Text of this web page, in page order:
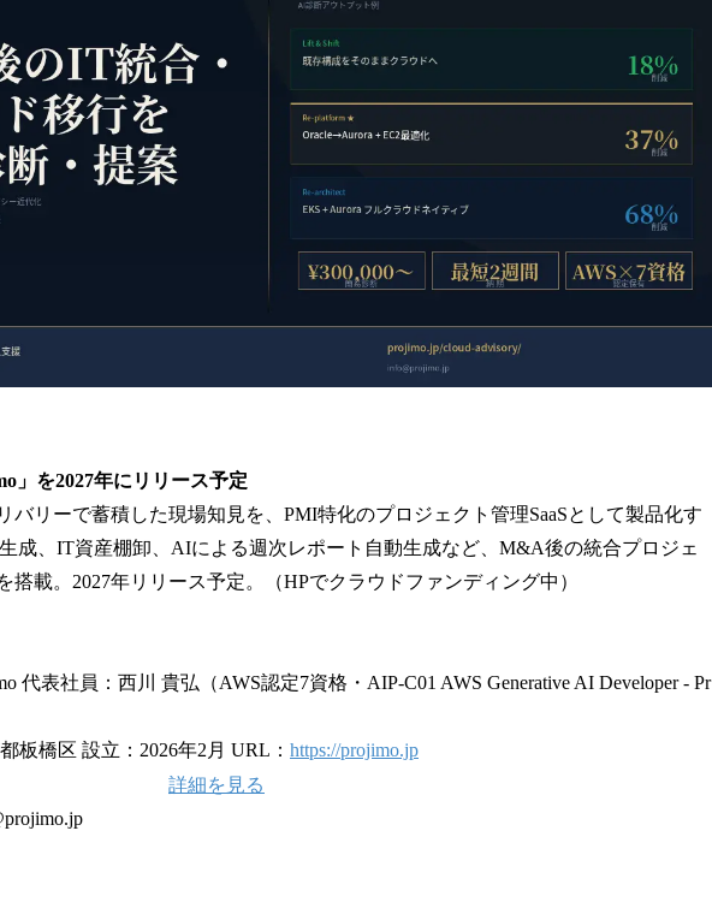
」を2027年にリリース予定
バリーで蓄積した現場知見を、PMI特化のプロジェクト管理SaaSとして製品化す
成、IT資産棚卸、AIによる週次レポート自動生成など、M&A後の統合プロジェ
搭載。2027年リリース予定。（HPでクラウドファンディング中）
代表社員：西川 貴弘（AWS認定7資格・AIP-C01 AWS Generative AI Developer - Pr
板橋区 設立：2026年2月 URL： https://projimo.jp
詳細を見る